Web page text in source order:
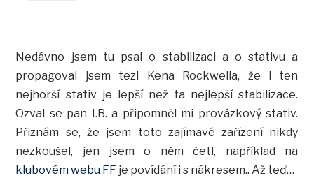
Nedávno jsem tu psal o stabilizaci a o stativu a
propagoval jsem tezi Kena Rockwella, že i ten
nejhorší stativ je lepší než ta nejlepší stabilizace.
Ozval se pan I.B. a připomněl mi provázkový stativ.
Přiznám se, že jsem toto zajímavé zařízení nikdy
nezkoušel, jen jsem o něm četl, například na
klubovém webu FF je povídání i s nákresem.. Až teď…